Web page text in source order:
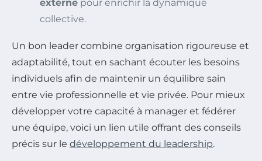
externe pour enrichir la dynamique
collective.
Un bon leader combine organisation rigoureuse et
adaptabilité, tout en sachant écouter les besoins
individuels afin de maintenir un équilibre sain
entre vie professionnelle et vie privée. Pour mieux
développer votre capacité à manager et fédérer
une équipe, voici un lien utile offrant des conseils
précis sur le développement du leadership.